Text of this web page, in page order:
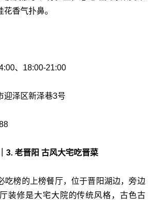
香气扑鼻。
、18:00-21:00
迎泽区新泽巷3号
3. 老晋阳 古风大宅吃晋菜
吃榜的上榜餐厅，位于晋阳湖边，旁边
装修是大宅大院的传统风格，古色古